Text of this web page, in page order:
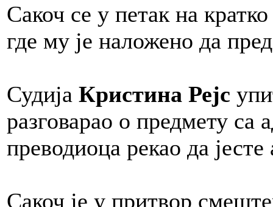
Сакоч се у петак на
где му је наложено да
Судија Кристина Рејс
разговарао о предмету са
преводиоца рекао да
Сакоч је у притвор